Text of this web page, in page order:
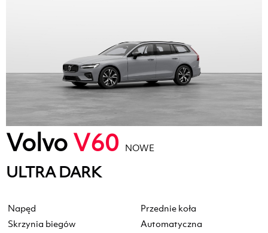
VolvoV60 NOWE
ULTRA DARK
Napęd
Przednie koła
Skrzynia biegów
Automatyczna